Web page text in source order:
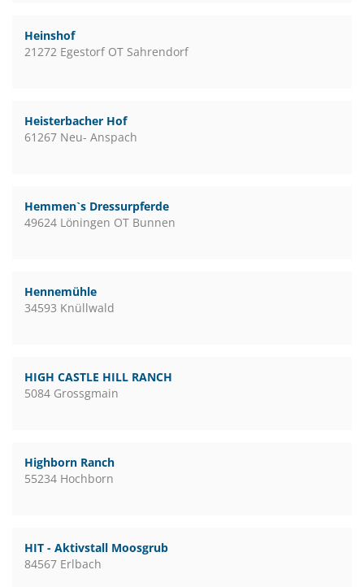
Heinshof
21272 Egestorf OT Sahrendorf
Heisterbacher Hof
61267 Neu- Anspach
Hemmen`s Dressurpferde
49624 Löningen OT Bunnen
Hennemühle
34593 Knüllwald
HIGH CASTLE HILL RANCH
5084 Grossgmain
Highborn Ranch
55234 Hochborn
HIT - Aktivstall Moosgrub
84567 Erlbach